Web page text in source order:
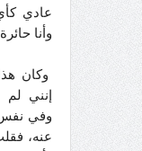
عادي
وأنا
وكان
إنني
وفي نفس
عنه،